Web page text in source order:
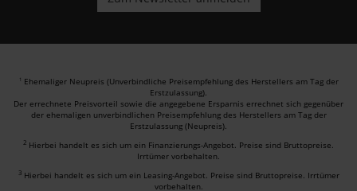
1 Ehemaliger Neupreis (Unverbindliche Preisempfehlung des Herstellers am Tag der
Erstzulassung).
Der errechnete Preisvorteil sowie die angegebene Ersparnis errechnet sich gegenüber
der ehemaligen unverbindlichen Preisempfehlung des Herstellers am Tag der
Erstzulassung (Neupreis).
2 Hierbei handelt es sich um ein Finanzierungs-Angebot. Preise sind Bruttopreise.
Irrtümer vorbehalten.
3 Hierbei handelt es sich um ein Leasing-Angebot. Preise sind Bruttopreise. Irrtümer
vorbehalten.